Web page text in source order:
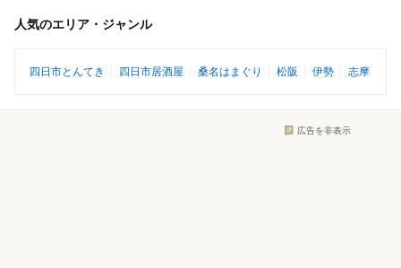
人気のエリア・ジャンル
四日市とんてき 四日市居酒屋 桑名はまぐり 松阪 伊勢 志摩
広告を非表示